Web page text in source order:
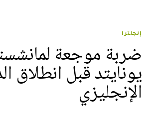
إنجلترا
ضربة موجعة
يونايتد قبل انطلاق
الإنجليزي